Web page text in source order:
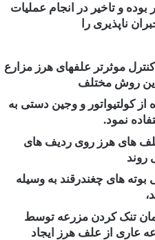
بوده و تاخیر در انجام عملیات
ناپذیری را
موثرتر علفهای هرز مزارع
روش مختلف
کولتیواتور و وجین دستی به
نمود.
های هرز روی ردیف های
روند
بوته های چغندرقند به وسیله
تنک کردن مزرعه توسط
عاری از علف هرز ایجاد